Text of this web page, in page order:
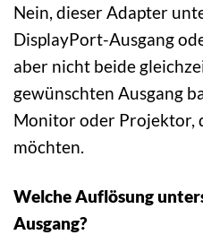
Nein, dieser Adapter
DisplayPort-Ausgang
aber nicht beide
gewünschten Ausgang
Monitor oder Projektor,
möchten.
Welche Auflösung
Ausgang?